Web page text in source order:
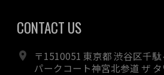
CONTACT US
〒1510051 東京都 渋谷区千
パークコート神宮北参道 ザ